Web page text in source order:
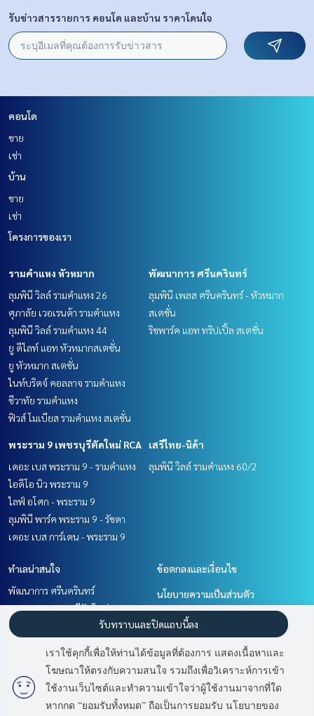
มี2คนกำลังดูประกาศนี้
รับข่าวสารรายการ คอนโด และบ้าน ราคาโดนใจ
คอนโด
ขาย
เช่า
บ้าน
ขาย
เช่า
โครงการของเรา
รามคำแหง หัวหมาก
ลุมพินี วิลล์ รามคำแหง 26
ศุภาลัย เวอเรนด้า รามคำแหง
ลุมพินี วิลล์ รามคำแหง 44
ยู ดีไลท์ แอท หัวหมากสเตชั่น
ยู หัวหมาก สเตชั่น
ไนท์บริดจ์ คอลลาจ รามคำแหง
ชีวาทัย รามคำแหง
ฟิวส์ โมเบียส รามคำแหง สเตชั่น
พัฒนาการ ศรีนครินทร์
ลุมพินี เพลส ศรีนครินทร์ - หัวหมาก
สเตชั่น
ริชพาร์ค แอท ทริปเปิ้ล สเตชั่น
พระราม 9 เพชรบุรีตัดใหม่ RCA
เดอะ เบส พระราม 9 - รามคำแหง
ไอดีโอ นิว พระราม 9
ไลฟ์ อโศก - พระราม 9
ลุมพินี พาร์ค พระราม 9 - รัชดา
เดอะ เบส การ์เดน - พระราม 9
เสรีไทย-นิด้า
ลุมพินี วิลล์ รามคำแหง 60/2
ทำเลน่าสนใจ
พัฒนาการ ศรีนครินทร์
พระราม 9 เพชรบุรีตัดใหม่ RCA
เสรีไทย-นิด้า
ข้อตกลงและเงื่อนไข
นโยบายความเป็นส่วนตัว
เกี่ยวกับเรา
วิธีการฝากขาย-เช่า
ติดต่อ
เราใช้คุกกี้เพื่อให้ท่านได้ข้อมูลที่ต้องการ แสดงเนื้อหาและ
โฆษณาให้ตรงกับความสนใจ รวมถึงเพื่อวิเคราะห์การเข้า
ใช้งานเว็บไซต์และทำความเข้าใจว่าผู้ใช้งานมาจากที่ใด
หากกด “ยอมรับทั้งหมด” ถือเป็นการยอมรับ นโยบายของ
รับทราบและปิดแถบนี้ลง